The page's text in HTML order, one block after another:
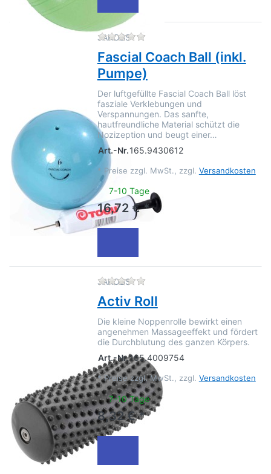
JAKOBS Zu diesem Produkt liegen
Fascial Coach Ball (inkl.
Pumpe)
Der luftgefüllte Fascial Coach Ball löst
fasziale Verklebungen und
Verspannungen. Das sanfte,
hautfreundliche Material schützt die
Nozizeption und beugt einer…
Art.-Nr.165.9430612
* Preise zzgl. MwSt., zzgl. Versandkosten
7-10 Tage
16,72 € *
JAKOBS Zu diesem Produkt liegen
Activ Roll
Die kleine Noppenrolle bewirkt einen
angenehmen Massageeffekt und fördert
die Durchblutung des ganzen Körpers.
Art.-Nr.165.4009754
* Preise zzgl. MwSt., zzgl. Versandkosten
7-10 Tage
8,32 € *